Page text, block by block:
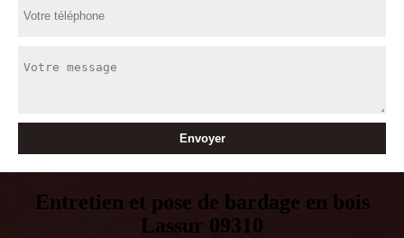
Entretien et pose de bardage en bois
Lassur 09310